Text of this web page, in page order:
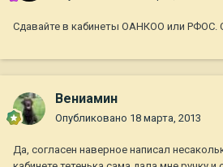
Сдавайте в кабинеты ОАНКОО или РФОС.
Вениамин
Опубликовано 18 марта, 2013
Да, согласен наверное написал